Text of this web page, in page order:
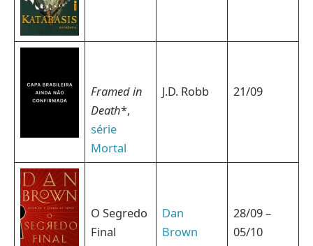
Framed in
Death*,
série
Mortal
J.D. Robb 21/09
O Segredo
Final
Dan
Brown
28/09 –
05/10